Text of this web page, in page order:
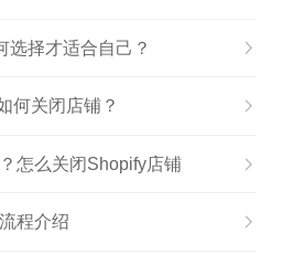
选择才适合自己？
何关闭店铺？
怎么关闭Shopify店铺
程介绍